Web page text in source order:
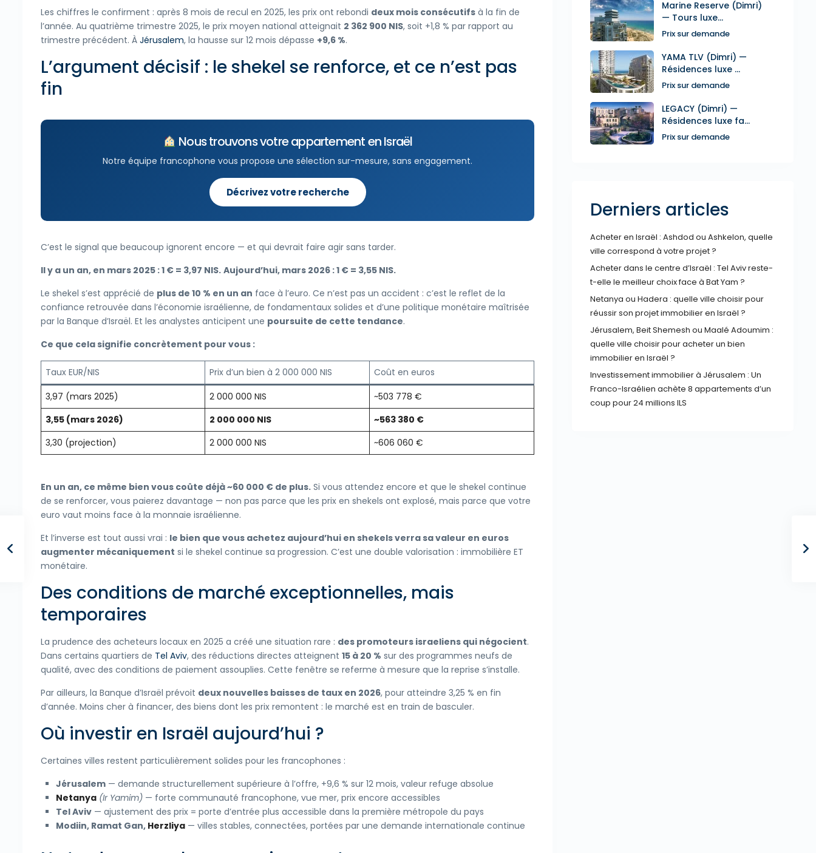
Les chiffres le confirment : après 8 mois de recul en 2025, les prix ont rebondi deux mois consécutifs à la fin de
l’année. Au quatrième trimestre 2025, le prix moyen national atteignait 2 362 900 NIS, soit +1,8 % par rapport au
trimestre précédent. À Jérusalem, la hausse sur 12 mois dépasse +9,6 %.
L’argument décisif : le shekel se renforce, et ce n’est pas
fin
Nous trouvons votre appartement en Israël
Notre équipe francophone vous propose une sélection sur-mesure, sans engagement.
Décrivez votre recherche
C’est le signal que beaucoup ignorent encore — et qui devrait faire agir sans tarder.
Il y a un an, en mars 2025 : 1 € = 3,97 NIS. Aujourd’hui, mars 2026 : 1 € = 3,55 NIS.
Le shekel s’est apprécié de plus de 10 % en un an face à l’euro. Ce n’est pas un accident : c’est le reflet de la
confiance retrouvée dans l’économie israélienne, de fondamentaux solides et d’une politique monétaire maîtrisée
par la Banque d’Israël. Et les analystes anticipent une poursuite de cette tendance.
Ce que cela signifie concrètement pour vous :
Taux EUR/NIS Prix d’un bien à 2 000 000 NIS
Coût en euros
3,97 (mars 2025)
2 000 000 NIS
~503 778 €
3,55 (mars 2026)
2 000 000 NIS
~563 380 €
3,30 (projection)
2 000 000 NIS ~606 060 €
En un an, ce même bien vous coûte déjà ~60 000 € de plus. Si vous attendez encore et que le shekel continue
de se renforcer, vous paierez davantage — non pas parce que les prix en shekels ont explosé, mais parce que votre
euro vaut moins face à la monnaie israélienne.
Et l’inverse est tout aussi vrai : le bien que vous achetez aujourd’hui en shekels verra sa valeur en euros
augmenter mécaniquement si le shekel continue sa progression. C’est une double valorisation : immobilière ET
monétaire.
Des conditions de marché exceptionnelles, mais
temporaires
La prudence des acheteurs locaux en 2025 a créé une situation rare : des promoteurs israeliens qui négocient.
Dans certains quartiers de Tel Aviv, des réductions directes atteignent 15 à 20 % sur des programmes neufs de
qualité, avec des conditions de paiement assouplies. Cette fenêtre se referme à mesure que la reprise s’installe.
Par ailleurs, la Banque d’Israël prévoit deux nouvelles baisses de taux en 2026, pour atteindre 3,25 % en fin
d’année. Moins cher à financer, des biens dont les prix remontent : le marché est en train de basculer.
Où investir en Israël aujourd’hui ?
Certaines villes restent particulièrement solides pour les francophones :
Jérusalem — demande structurellement supérieure à l’offre, +9,6 % sur 12 mois, valeur refuge absolue
Netanya (Ir Yamim) — forte communauté francophone, vue mer, prix encore accessibles
Tel Aviv — ajustement des prix = porte d’entrée plus accessible dans la première métropole du pays
Modiin, Ramat Gan, Herzliya — villes stables, connectées, portées par une demande internationale continue
Marine Reserve (Dimri)
— Tours luxe...
Prix sur demande
YAMA TLV (Dimri) —
Résidences luxe ...
Prix sur demande
LEGACY (Dimri) —
Résidences luxe fa...
Prix sur demande
Derniers articles
Acheter en Israël : Ashdod ou Ashkelon, quelle
ville correspond à votre projet ?
Acheter dans le centre d’Israël : Tel Aviv reste-
t-elle le meilleur choix face à Bat Yam ?
Netanya ou Hadera : quelle ville choisir pour
réussir son projet immobilier en Israël ?
Jérusalem, Beit Shemesh ou Maalé Adoumim :
quelle ville choisir pour acheter un bien
immobilier en Israël ?
Investissement immobilier à Jérusalem : Un
Franco-Israélien achète 8 appartements d’un
coup pour 24 millions ILS